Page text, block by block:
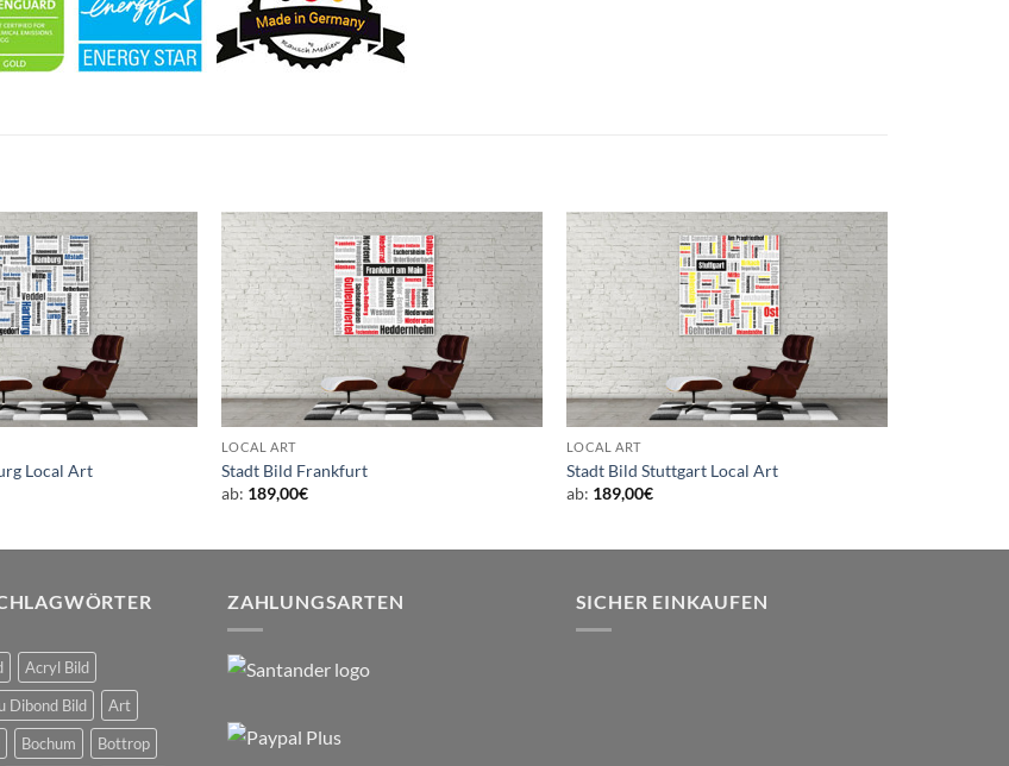
Local Art
LOCAL ART
Stadt Bild Frankfurt
ab: 189,00€
LOCAL ART
Stadt Bild Stuttgart Local Art
ab: 189,00€
Acryl Bild
Dibond Bild
Art
Bochum
Bottrop
ZAHLUNGSARTEN SICHER EINKAUFEN